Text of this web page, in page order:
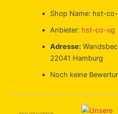
Shop Name: hst-
Anbieter: hst-co-ug
Adresse:
22041 Hamburg
Noch keine